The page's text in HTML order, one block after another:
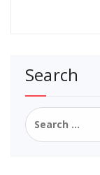
Search
Search
for: